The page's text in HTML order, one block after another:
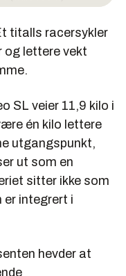
eller vekt oppgitt.
Enkel og
kan leveres som
uten at den
i konkurranser
titalls racersykler
og lettere vekt
SL veier 11,9 kilo i
én kilo lettere
utgangspunkt,
ut som en
sitter ikke som
er integrert i
hevder at